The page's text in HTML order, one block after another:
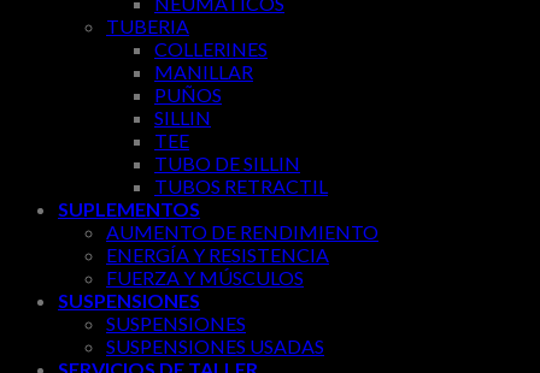
TUBERIA
COLLERINES
MANILLAR
PUÑOS
SILLIN
TEE
TUBO DE SILLIN
TUBOS RETRACTIL
SUPLEMENTOS
AUMENTO DE RENDIMIENTO
ENERGÍA Y RESISTENCIA
FUERZA Y MÚSCULOS
SUSPENSIONES
SUSPENSIONES
SUSPENSIONES USADAS